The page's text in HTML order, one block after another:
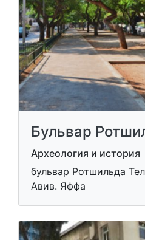
Бульвар
Археология и история
бульвар Ротшильда
Авив. Яффа